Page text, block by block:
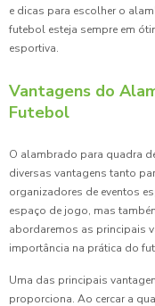
e dicas para escolher o
futebol esteja sempre em
esportiva.
Vantagens do
Futebol
O alambrado para quadra
diversas vantagens tanto
organizadores de eventos
espaço de jogo, mas
abordaremos as principais
importância na prática do
Uma das principais
proporciona. Ao cercar a